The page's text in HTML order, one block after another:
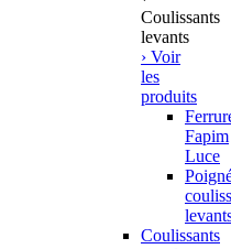
Coulissants
levants
› Voir
les
produits
Fapim
Luce
Coulissants